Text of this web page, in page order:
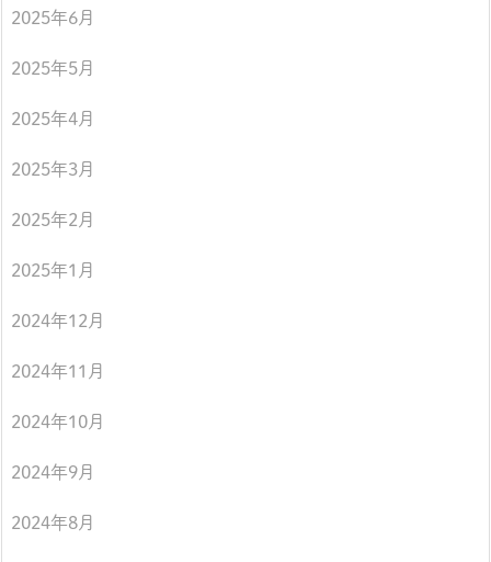
2025年6月
2025年5月
2025年4月
2025年3月
2025年2月
2025年1月
2024年12月
2024年11月
2024年10月
2024年9月
2024年8月